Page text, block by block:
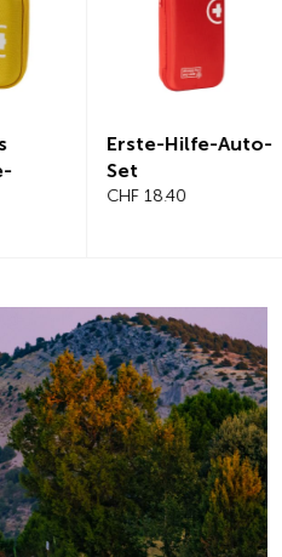
Hilfe-Auto-
18.40